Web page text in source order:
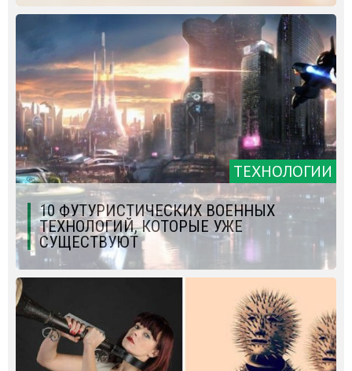
ТЕХНОЛОГИИ
10 ФУТУРИСТИЧЕСКИХ ВОЕННЫХ
ТЕХНОЛОГИЙ, КОТОРЫЕ УЖЕ
СУЩЕСТВУЮТ